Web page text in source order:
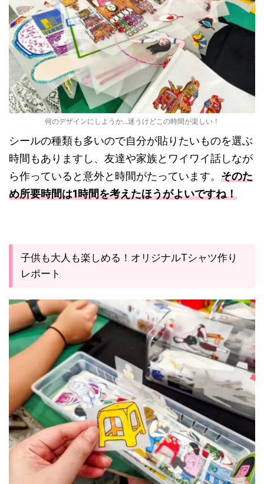
何のデザインにしようか...迷うけどこの時間が楽しい！
シールの種類も多いので自分が貼りたいものを選ぶ
時間もありますし、友達や家族とワイワイ話しなが
ら作っていると意外と時間がたっています。 そのた
め所要時間は1時間を考えたほうがよいですね！
子供も大人も楽しめる！オリジナルTシャツ作り
レポート